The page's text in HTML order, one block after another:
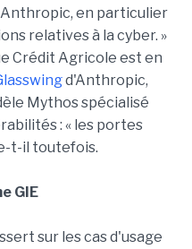
en particulier
relatives à la cyber. »
Crédit Agricole est en
d'Anthropic,
Mythos spécialisé
: « les portes
t-il toutefois.
GIE
sur les cas d'usage